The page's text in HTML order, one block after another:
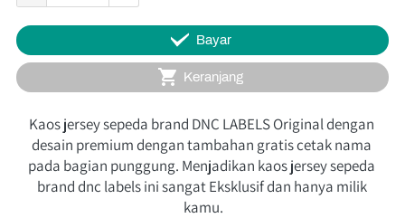
` Bayar
` Keranjang
Kaos jersey sepeda brand DNC LABELS Original dengan
desain premium dengan tambahan gratis cetak nama
pada bagian punggung. Menjadikan kaos jersey sepeda
brand dnc labels ini sangat Eksklusif dan hanya milik
kamu.